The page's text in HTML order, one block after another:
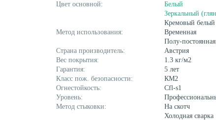
Цвет основной:
Белый
Зеркальный
Кремовый белый
Метод использования:
Временная
Полу-постоянная
Страна производитель:
Австрия
Вес покрытия:
1.3 кг/м2
Гарантия:
5 лет
Класс пож. безопасности:
КМ2
Огнестойкость:
Cfl-s1
Уровень:
Метод стыковки:
На скотч
Холодная сварка